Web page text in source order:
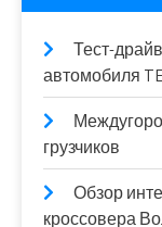
Тест-
автомобиля
грузчиков
Обзор
кроссовера